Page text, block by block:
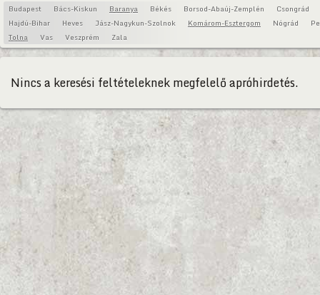
Budapest Bács-Kiskun Baranya Békés Borsod-Abaúj-Zemplén
Csongrád
Hajdú-Bihar
Heves Jász-Nagykun-Szolnok Komárom-Esztergom Nógrád
Tolna
Vas Veszprém Zala
Nincs a keresési feltételeknek megfelelő apróhirdetés.